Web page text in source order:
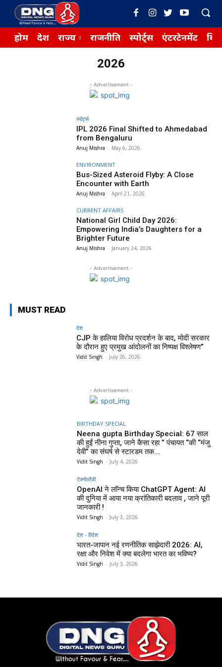
होम देश राज्य राजनीति स्पोर्ट्स एंटरटेनमेंट
2026
- Advertisement -
स्पोर्ट्स
IPL 2026 Final Shifted to Ahmedabad
from Bengaluru
Anuj Mishra - May 6, 2026
ENVIRONMENT
Bus-Sized Asteroid Flyby: A Close
Encounter with Earth
Anuj Mishra - April 21, 2026
CURRENT AFFAIRS
National Girl Child Day 2026:
Empowering India’s Daughters for a
Brighter Future
Anuj Mishra - January 24, 2026
- Advertisement -
MUST READ
देश
CJP के हालिया विरोध प्रदर्शन के बाद, मोदी सरकार
के दौरान हुए प्रमुख आंदोलनों का निष्पक्ष विश्लेषण”
Vidit Singh - July 26, 2026
- Advertisement -
BIRTHDAY SPECIAL
Neena gupta Birthday Special: 67 साल
की हुईं नीना गुप्ता, जाने कैसा रहा ” पंचायत “की “मंजु
देवी” का संघर्ष से स्टारडम तक...
Vidit Singh - July 4, 2026
टेक्नोलॉजी
OpenAI ने लॉन्च किया ChatGPT Agent: AI
की दुनिया में आया नया क्रांतिकारी बदलाव , जाने पूरी
जानकारी !
Vidit Singh - July 3, 2026
देश - विदेश
भारत-जापान नई रणनीतिक साझेदारी 2026: AI,
रक्षा और निवेश में क्या बदलेगा भारत का भविष्य?
Vidit Singh - July 3, 2026